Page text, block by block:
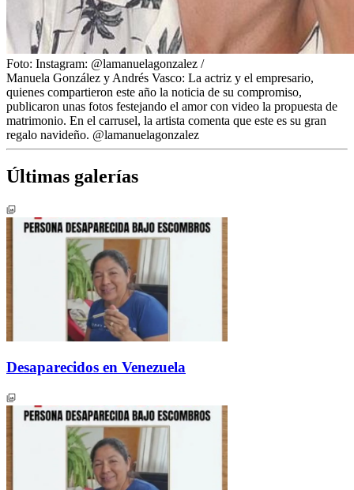
Foto: Instagram: @lamanuelagonzalez /
Manuela González y Andrés Vasco: La actriz y el empresario,
quienes compartieron este año la noticia de su compromiso,
publicaron unas fotos festejando el amor con video la propuesta de
matrimonio. En el carrusel, la artista comenta que este es su gran
regalo navideño. @lamanuelagonzalez
Últimas galerías
Desaparecidos en Venezuela